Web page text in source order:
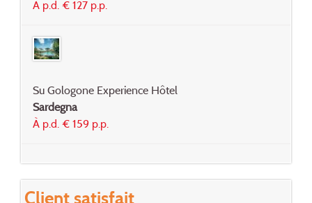
À p.d. € 127 p.p.
Su Gologone Experience Hôtel
Sardegna
À p.d. € 159 p.p.
Client satisfait